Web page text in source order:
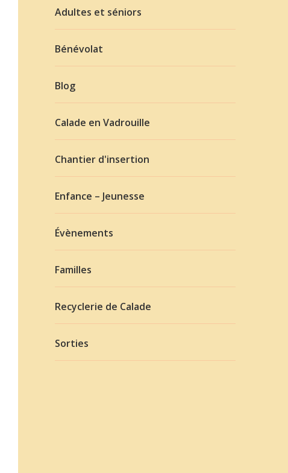
Adultes et séniors
Bénévolat
Blog
Calade en Vadrouille
Chantier d'insertion
Enfance – Jeunesse
Évènements
Familles
Recyclerie de Calade
Sorties